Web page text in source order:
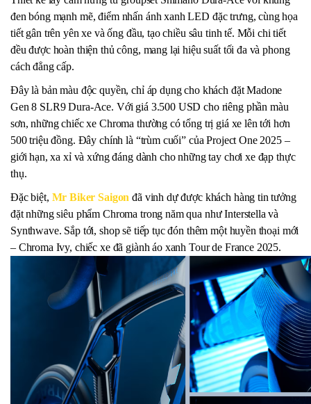
đen bóng mạnh mẽ, điểm nhấn ánh xanh LED đặc trưng, cùng họa
tiết gân trên yên xe và ống đầu, tạo chiều sâu tinh tế. Mỗi chi tiết
đều được hoàn thiện thủ công, mang lại hiệu suất tối đa và phong
cách đẳng cấp.
Đây là bản màu độc quyền, chỉ áp dụng cho khách đặt Madone
Gen 8 SLR9 Dura-Ace. Với giá 3.500 USD cho riêng phần màu
sơn, những chiếc xe Chroma thường có tổng trị giá xe lên tới hơn
500 triệu đồng. Đây chính là “trùm cuối” của Project One 2025 –
giới hạn, xa xỉ và xứng đáng dành cho những tay chơi xe đạp thực
thụ.
Đặc biệt, Mr Biker Saigon đã vinh dự được khách hàng tin tưởng
đặt những siêu phẩm Chroma trong năm qua như Interstella và
Synthwave. Sắp tới, shop sẽ tiếp tục đón thêm một huyền thoại mới
– Chroma Ivy, chiếc xe đã giành áo xanh Tour de France 2025.